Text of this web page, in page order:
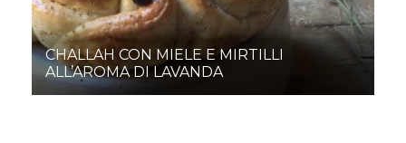
CHALLAH CON MIELE E MIRTILLI
ALL’AROMA DI LAVANDA